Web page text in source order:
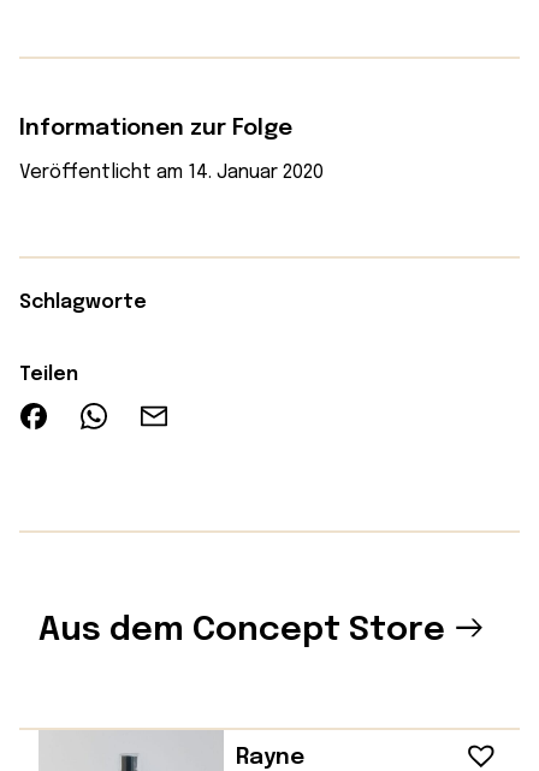
Informationen zur Folge
Veröffentlicht am 14. Januar 2020
Schlagworte
Teilen
Aus dem Concept Store
Rayne